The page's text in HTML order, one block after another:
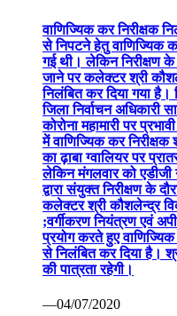
वाणिज्यिक कर निरीक्षक
से निपटने हेतु वाणिज्यिक
गई थी। लेकिन निरीक्षण
जाने पर कलेक्टर श्री
निलंबित कर दिया गया
जिला निर्वाचन अधिकारी
कोरोना महामारी पर
में वाणिज्यिक कर निरीक्षक
का ढ़ाबा ग्वालियर पर
लेकिन मंगलवार को एडीजी
द्वारा संयुक्त निरीक्षण के
कलेक्टर श्री कौशलेन्द्र
;वर्गीकरण नियंत्रण एवं
प्रयोग करते हुए
से निलंबित कर दिया है।
की पात्रता रहेगी।
—04/07/2020